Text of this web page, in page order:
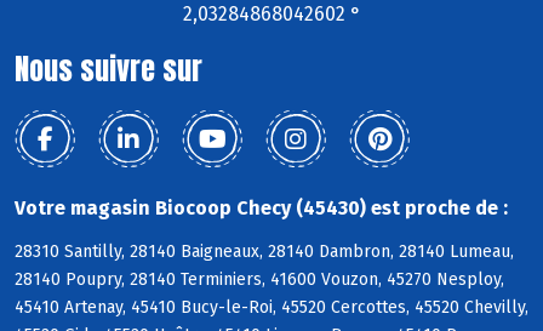
2,03284868042602 °
Nous suivre sur
Votre magasin Biocoop Checy (45430) est proche de :
28310 Santilly, 28140 Baigneaux, 28140 Dambron, 28140 Lumeau,
28140 Poupry, 28140 Terminiers, 41600 Vouzon, 45270 Nesploy,
45410 Artenay, 45410 Bucy-le-Roi, 45520 Cercottes, 45520 Chevilly,